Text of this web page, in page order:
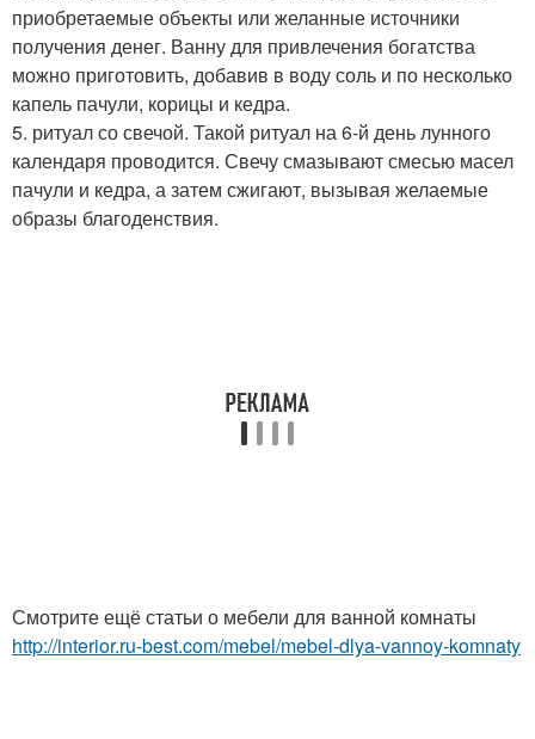
приобретаемые объекты или желанные источники
получения денег. Ванну для привлечения богатства
можно приготовить, добавив в воду соль и по несколько
капель пачули, корицы и кедра.
5. ритуал со свечой. Такой ритуал на 6-й день лунного
календаря проводится. Свечу смазывают смесью масел
пачули и кедра, а затем сжигают, вызывая желаемые
образы благоденствия.
Смотрите ещё статьи о мебели для ванной комнаты
http://interior.ru-best.com/mebel/mebel-dlya-vannoy-komnaty